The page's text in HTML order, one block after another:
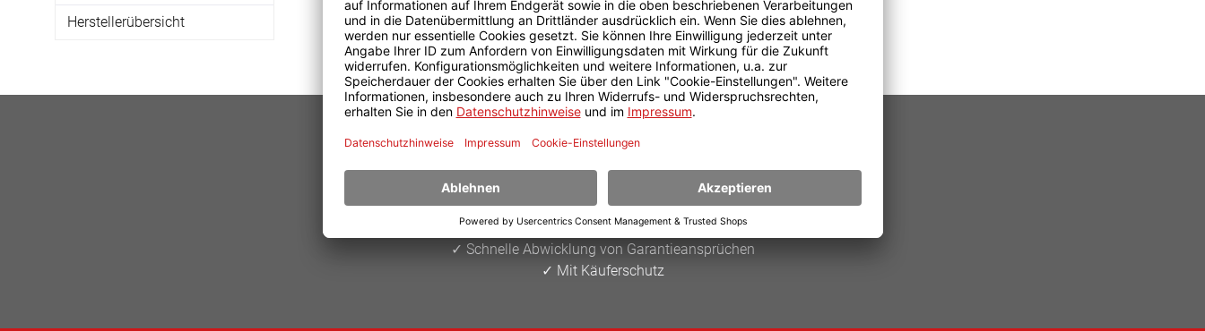
Herstellerübersicht
IHRE VORTEILE
✓ Günstige Bildungspreise
✓ Flexible Zahlungsmöglichkeiten
✓ Schnelle Abwicklung von Garantieansprüchen
✓ Mit Käuferschutz